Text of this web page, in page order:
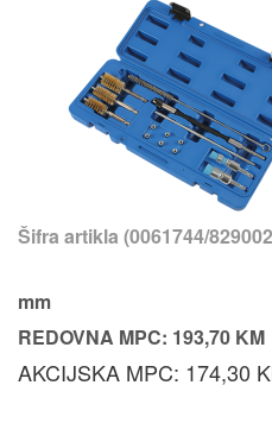
Šifra artikla (0061744/
mm
REDOVNA MPC: 193,70 KM
AKCIJSKA MPC: 174,30